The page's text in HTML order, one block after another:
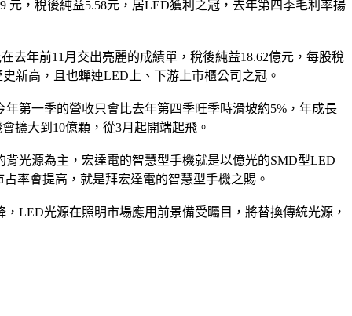
元，稅後純益5.58元，居LED獲利之冠，去年第四季毛利率揚
去年前11月交出亮麗的成績單，稅後純益18.62億元，每股稅
新高，且也蟬連LED上、下游上市櫃公司之冠。
第一季的營收只會比去年第四季旺季時滑坡約5%，年成長
擴大到10億顆，從3月起開端起飛。
光源為主，宏達電的智慧型手機就是以億光的SMD型LED
率會提高，就是拜宏達電的智慧型手機之賜。
LED光源在照明市場應用前景備受矚目，將替換傳統光源，